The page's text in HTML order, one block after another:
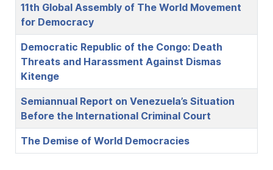
Title
11th Global Assembly of The World Movement
for Democracy
Democratic Republic of the Congo: Death
Threats and Harassment Against Dismas
Kitenge
Semiannual Report on Venezuela’s Situation
Before the International Criminal Court
The Demise of World Democracies